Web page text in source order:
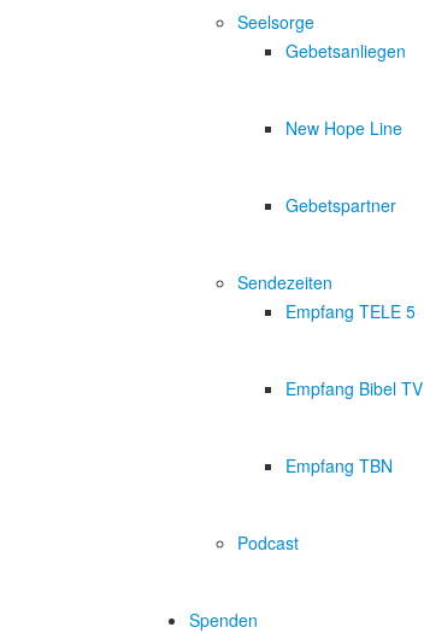
Seelsorge
Gebetsanliegen
New Hope Line
Gebetspartner
Sendezeiten
Empfang TELE 5
Empfang Bibel TV
Empfang TBN
Podcast
Spenden